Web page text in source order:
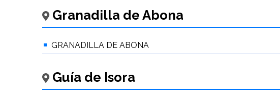
Granadilla de Abona
GRANADILLA DE ABONA
Guía de Isora